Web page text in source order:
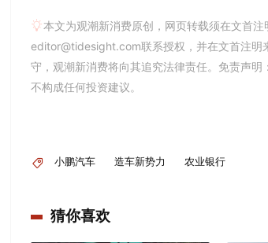
本文为观潮新消费原创，网页转载须在文首
editor@tidesight.com联系授权，并在文首注明
守，观潮新消费将向其追究法律责任。免责声
不构成任何投资建议。
小鹏汽车 造车新势力 农业银行
猜你喜欢